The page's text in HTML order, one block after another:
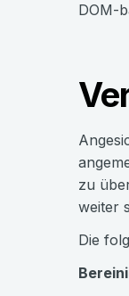
DOM-
zu
weiter
Die